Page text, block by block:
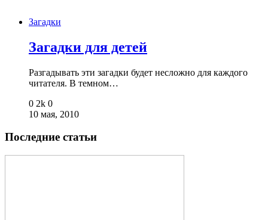
Загадки
Загадки для детей
Разгадывать эти загадки будет несложно для каждого
читателя. В темном…
0 2k 0
10 мая, 2010
Последние статьи